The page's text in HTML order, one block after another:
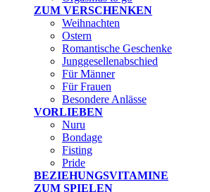
ZUM VERSCHENKEN
Weihnachten
Ostern
Romantische Geschenke
Junggesellenabschied
Für Männer
Für Frauen
Besondere Anlässe
VORLIEBEN
Nuru
Bondage
Fisting
Pride
BEZIEHUNGSVITAMINE
ZUM SPIELEN